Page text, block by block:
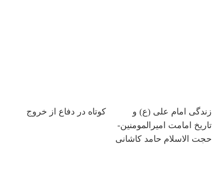
زندگی امام علی (ع) و
تاریخ امامت امیرالمومنین-
حجت الاسلام حامد کاشانی
کوتاه در دفاع از خروج